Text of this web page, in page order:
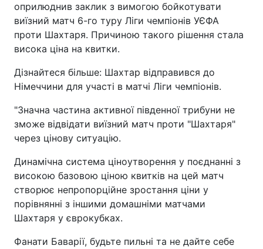
оприлюднив заклик з вимогою бойкотувати
виїзний матч 6-го туру Ліги чемпіонів УЄФА
проти Шахтаря. Причиною такого рішення стала
висока ціна на квитки.
Дізнайтеся більше: Шахтар відправився до
Німеччини для участі в матчі Ліги чемпіонів.
"Значна частина активної південної трибуни не
зможе відвідати виїзний матч проти "Шахтаря"
через цінову ситуацію.
Динамічна система ціноутворення у поєднанні з
високою базовою ціною квитків на цей матч
створює непропорційне зростання ціни у
порівнянні з іншими домашніми матчами
Шахтаря у єврокубках.
Фанати Баварії, будьте пильні та не дайте себе